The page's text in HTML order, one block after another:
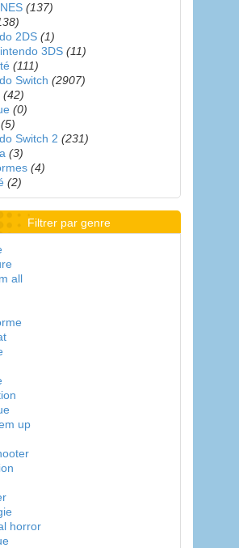
(137)
2DS (1)
3DS (11)
(111)
Switch (2907)
(42)
(0)
(5)
Switch 2 (231)
(3)
(4)
(2)
Filtrer par genre
all
up
horror